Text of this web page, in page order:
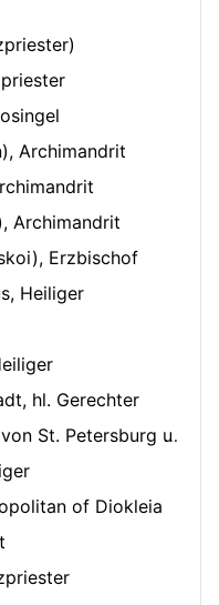
Archimandrit
Archimandrit
Erzbischof
Heiliger
hl. Gerechter
Petersburg und Ladoga
of Diokleia